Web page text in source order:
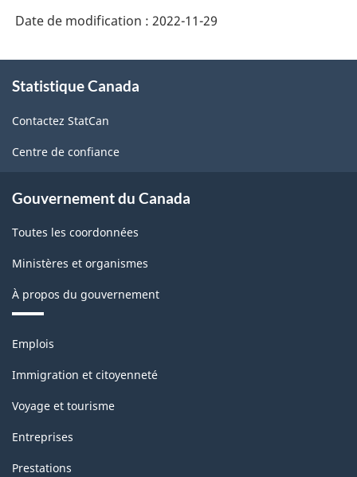
Date de modification : 2022-11-29
propos
ce
site
Statistique Canada
Contactez StatCan
Centre de confiance
Gouvernement du Canada
Toutes les coordonnées
Ministères et organismes
À propos du gouvernement
Thèmes
sujets
Emplois
Immigration et citoyenneté
Voyage et tourisme
Entreprises
Prestations